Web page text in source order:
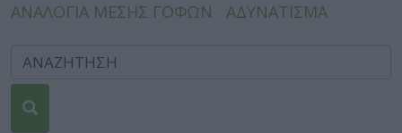
ΑΝΑΛΟΓΙΑ ΜΕΣΗΣ ΓΟΦΩΝ
ΑΔΥΝΑΤΙΣΜΑ